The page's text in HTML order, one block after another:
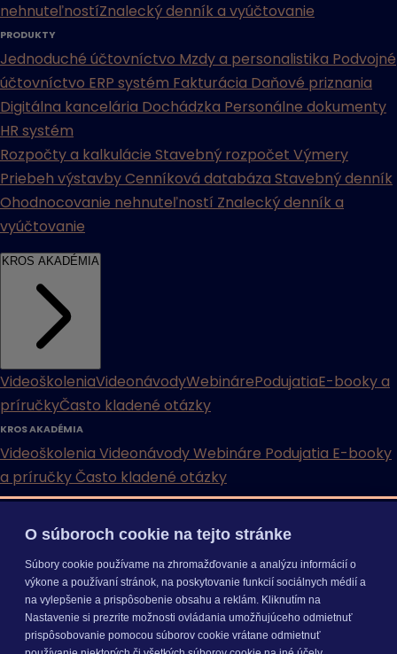
nehnuteľnostíZnalecký denník a vyúčtovanie
PRODUKTY
Jednoduché účtovníctvo Mzdy a personalistika Podvojné
účtovníctvo ERP systém Fakturácia Daňové priznania
Digitálna kancelária Dochádzka Personálne dokumenty
HR systém
Rozpočty a kalkulácie Stavebný rozpočet Výmery
Priebeh výstavbyCenníková databáza Stavebný denník
Ohodnocovanie nehnuteľností Znalecký denník a
vyúčtovanie
KROS AKADÉMIA
VideoškoleniaVideonávodyWebinárePodujatiaE-booky a
príručkyČasto kladené otázky
KROS AKADÉMIA
Videoškolenia VideonávodyWebináre Podujatia E-booky
a príručkyČasto kladené otázky
Cenníky Odporučte nás Právne dokumenty
Odporúčaná
konfiguráciaAktualizácia verziíMobilné aplikácie
CenníkyOdporučte násPrávne dokumentyOdporúčaná
O súboroch cookie na tejto stránke
Súbory cookie používame na zhromažďovanie a analýzu informácií o
výkone a používaní stránok, na poskytovanie funkcií sociálnych médií a
na vylepšenie a prispôsobenie obsahu a reklám. Kliknutím na
Nastavenie si prezrite možnosti ovládania umožňujúceho odmietnuť
prispôsobovanie pomocou súborov cookie vrátane odmietnuť